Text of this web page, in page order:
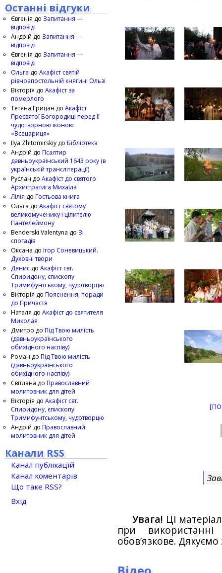
Увага! Ці
при
обов’язкове.
Останні відгуки
Євгенія до Запитання —
відповіді
Андрій до Запитання —
відповіді
Євгенія до Запитання —
відповіді
Ольга до Акафіст святій
рівноапостольній княгині Ользі
Вікторія до Акафіст за
померлого
Тетяна Грицан до Акафіст
Пресвятої Богородиці перед Її
чудотворною іконою
«Всецариця»
Ilya Zhitomirskiy до Бібліотека
Андрій до Псалтир
давньоукраїнський 1643 року (в
українській транслітерації)
Руслан до Акафіст до святого
Архистратига Михаїла
Лілія до Гостьова книга
Ольга до Акафіст святому
великомученику і цілителю
Пантелеймону
Benderski Valentyna до Зі
спогадів
Оксана до Ігор Соневицький.
Духовні твори
Денис до Акафіст свт.
Спиридону, єпископу
Тримифунтському, чудотворцю
Вікторія до Пояснення, поради
до Причастя
Наталя до Акафіст до святителя
Миколая
Дмитро до Під Твою милість
(давньоукраїнського
обихідного наспіву)
Роман до Під Твою милість
(давньоукраїнського
обихідного наспіву)
Світлана до Православний
молитовник для дітей
Вікторія до Акафіст свт.
Спиридону, єпископу
Тримифунтському, чудотворцю
Андрій до Православний
молитовник для дітей
Канали RSS
Канал публікацій
Канал коментарів
Що таке RSS?
Вхід